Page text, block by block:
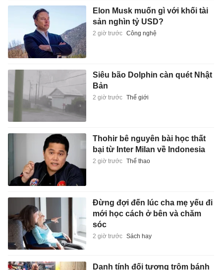
Elon Musk muốn gì với khối tài
sản nghìn tỷ USD?
2 giờ trước Công nghệ
Siêu bão Dolphin càn quét Nhật
Bản
2 giờ trước Thế giới
Thohir bê nguyên bài học thất
bại từ Inter Milan về Indonesia
2 giờ trước Thể thao
Đừng đợi đến lúc cha mẹ yếu đi
mới học cách ở bên và chăm
sóc
2 giờ trước Sách hay
Danh tính đối tượng trộm bánh